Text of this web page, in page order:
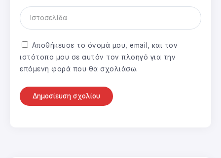
Αποθήκευσε το όνομά μου, email, και τον
ιστότοπο μου σε αυτόν τον πλοηγό για την
επόμενη φορά που θα σχολιάσω.